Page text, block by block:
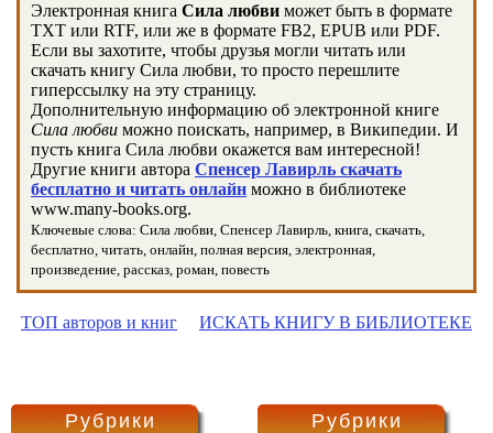
Электронная книга Сила любви может быть в формате
TXT или RTF, или же в формате FB2, EPUB или PDF.
Если вы захотите, чтобы друзья могли читать или
скачать книгу Сила любви, то просто перешлите
гиперссылку на эту страницу.
Дополнительную информацию об электронной книге
Сила любви можно поискать, например, в Википедии. И
пусть книга Сила любви окажется вам интересной!
Другие книги автора Спенсер Лавирль скачать
бесплатно и читать онлайн можно в библиотеке
www.many-books.org.
Ключевые слова: Сила любви, Спенсер Лавирль, книга, скачать,
бесплатно, читать, онлайн, полная версия, электронная,
произведение, рассказ, роман, повесть
ТОП авторов и книг ИСКАТЬ КНИГУ В БИБЛИОТЕКЕ
Рубрики Рубрики